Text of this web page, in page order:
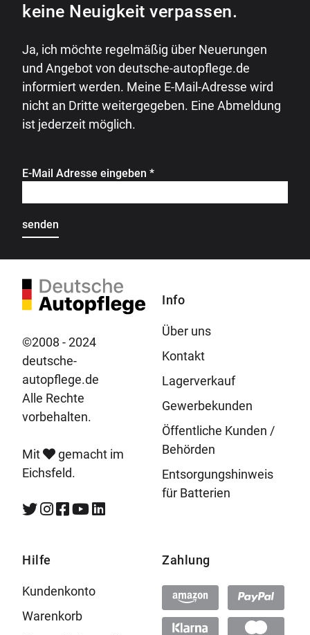
keine Neuigkeit verpassen.
Ja, ich möchte regelmäßig über Neuerungen
und Angebot von deutsche-autopflege.de
informiert werden. Meine E-Mail-Adresse wird
nicht an Dritte weitergegeben. Eine Abmeldung
ist jederzeit möglich.
E-Mail Adresse eingeben*
©2008 - 2024
deutsche-
autopflege.de
Alle Rechte
vorbehalten.
Mit
gemacht im
Eichsfeld.
Info
Über uns
Kontakt
Lagerverkauf
Gewerbekunden
Öffentliche Kunden /
Behörden
Entsorgungshinweis
für Batterien
Hilfe
Kundenkonto
Warenkorb
Zahlung